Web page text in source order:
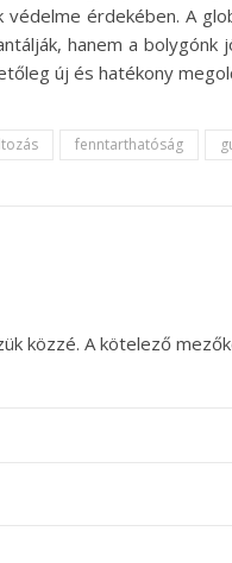
védelme érdekében. A
hanem a
új és hatékony
fenntarthatóság
közzé. A kötelező